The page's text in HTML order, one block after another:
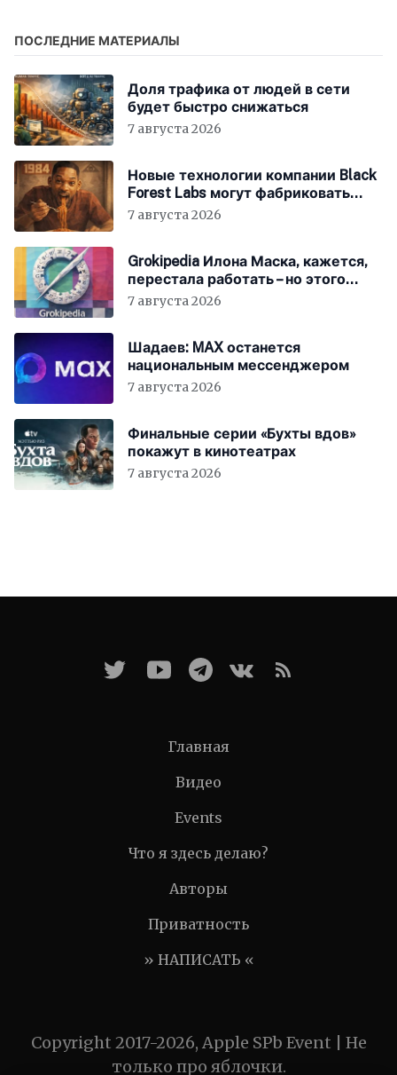
ПОСЛЕДНИЕ МАТЕРИАЛЫ
Доля трафика от людей в сети
будет быстро снижаться
7 августа 2026
Новые технологии компании Black
Forest Labs могут фабриковать
историю, как в «1984»
7 августа 2026
Grokipedia Илона Маска, кажется,
перестала работать – но этого
никто не заметил
7 августа 2026
Шадаев: MAX останется
национальным мессенджером
7 августа 2026
Финальные серии «Бухты вдов»
покажут в кинотеатрах
7 августа 2026
Главная
Видео
Events
Что я здесь делаю?
Авторы
Приватность
» НАПИСАТЬ «
Copyright 2017-2026, Apple SPb Event | Не
только про яблочки.